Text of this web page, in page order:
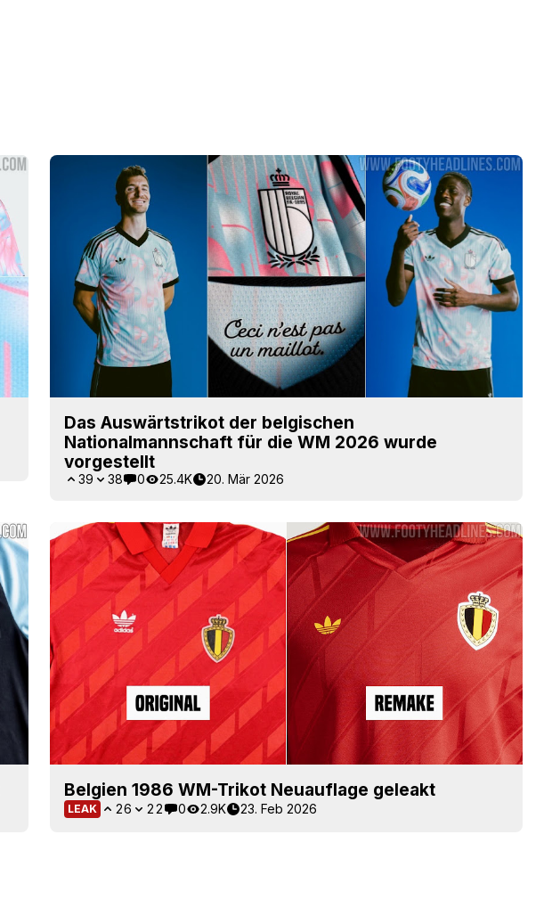
Das Auswärtstrikot der belgischen
Nationalmannschaft für die WM 2026 wurde
vorgestellt
39 38 0 25.4K 20. Mär 2026
Belgien 1986 WM-Trikot Neuauflage geleakt
LEAK 26 22 0 2.9K 23. Feb 2026